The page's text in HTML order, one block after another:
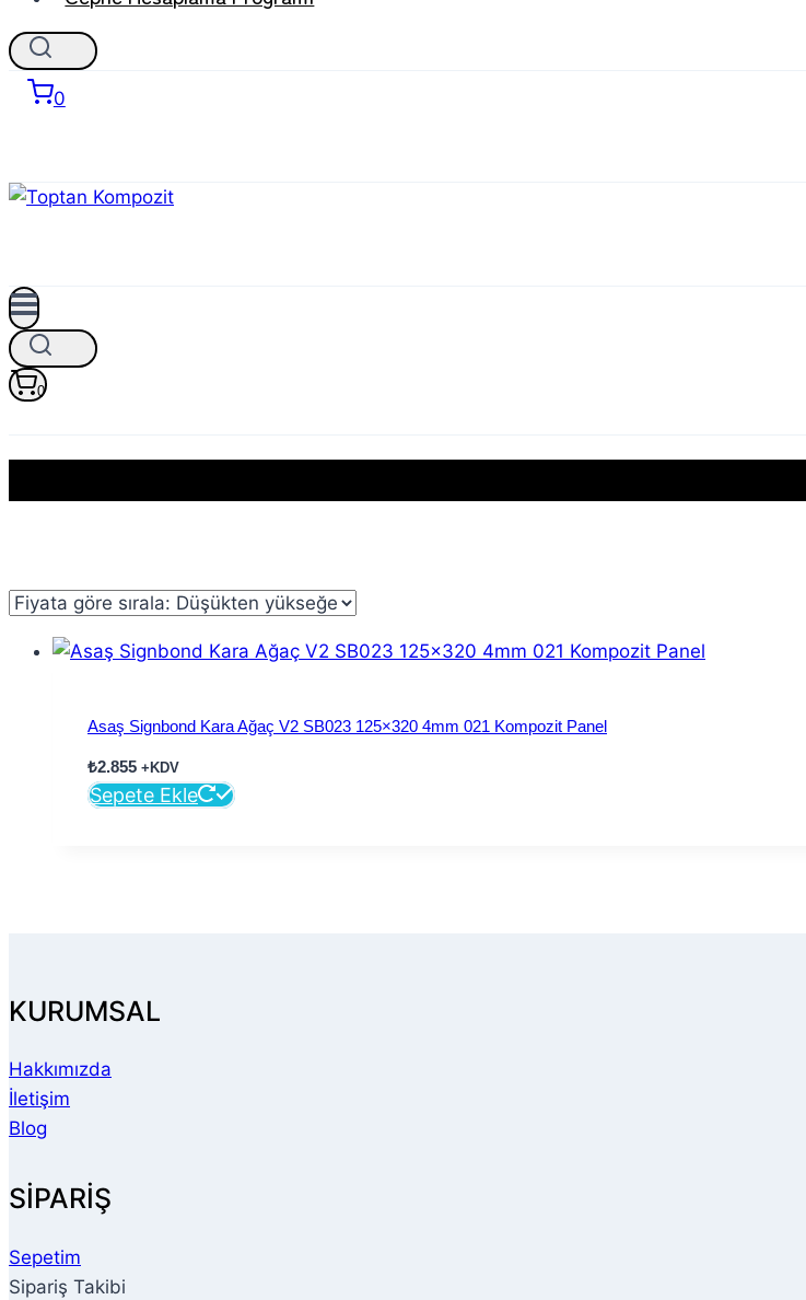
0
0
Asaş Signbond Kara Ağaç V2 SB023 125×320 4mm 021 Kompozit Panel
₺2.855 +KDV
Sepete Ekle
KURUMSAL
Hakkımızda
İletişim
Blog
SİPARİŞ
Sepetim
Sipariş Takibi